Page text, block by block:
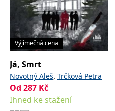
Výjimečná cena
Já, Smrt
Novotný Aleš, Trčková Petra
Od 287 Kč
Ihned ke stažení